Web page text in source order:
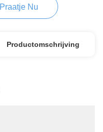
Praatje Nu
Productomschrijving